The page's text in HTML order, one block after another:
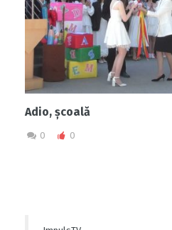
Adio, școală
0 0